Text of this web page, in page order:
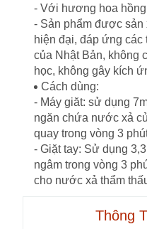
- Với hương hoa
- Sản phẩm được sản
hiện đại, đáp ứng các
của Nhật Bản, không
học, không gây kích
Cách dùng:
- Máy giăt: sử dụng
ngăn chứa nước xả
quay trong vòng 3
- Giặt tay: Sử dụng
ngâm trong vòng 3
cho nước xả thẩm
Thông